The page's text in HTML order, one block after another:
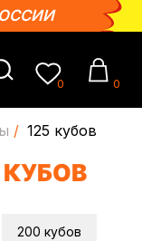
0
/ 125 кубов
200 кубов